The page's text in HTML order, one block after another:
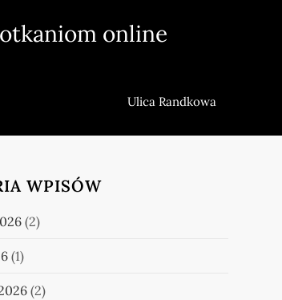
online
Ulica Randkowa
WPISÓW
(2)
(1)
(2)